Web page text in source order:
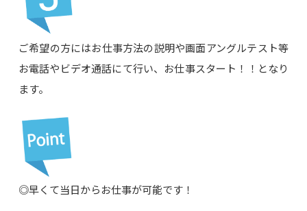
ご希望の方にはお仕事方法の説明や画面アングルテスト等
お電話やビデオ通話にて行い、お仕事スタート！！となり
ます。
◎早くて当日からお仕事が可能です！